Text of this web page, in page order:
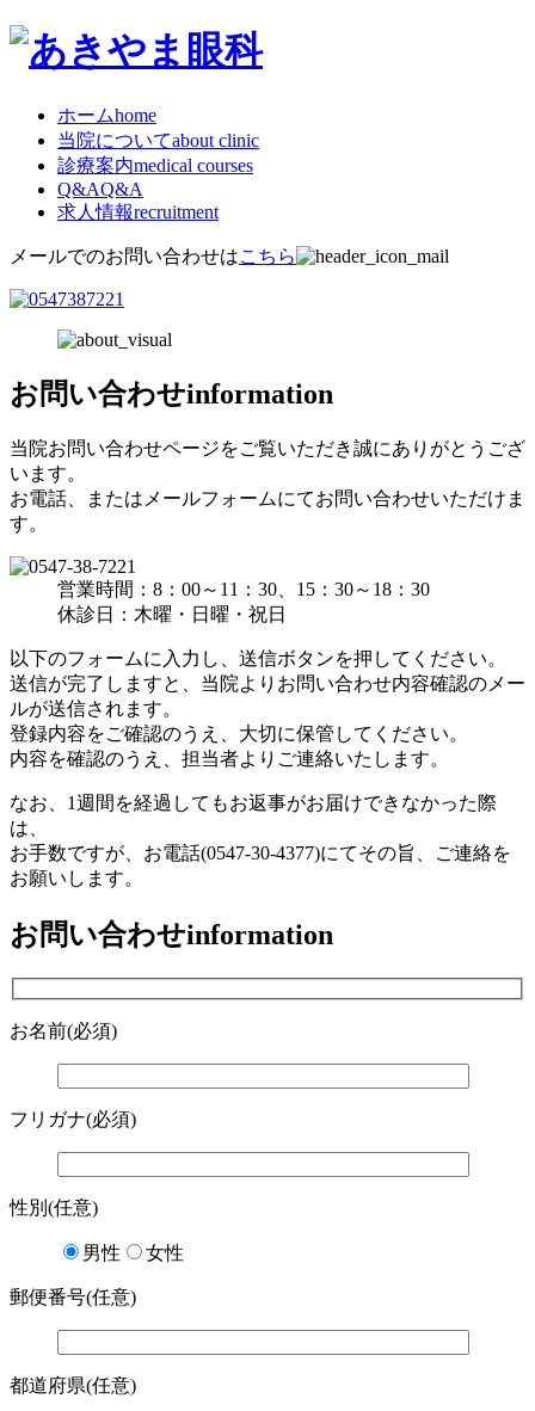
ホームhome
当院についてabout clinic
診療案内medical courses
Q&AQ&A
求人情報recruitment
メールでのお問い合わせはこちら
お問い合わせinformation
当院お問い合わせページをご覧いただき誠にありがとうござ
います。
お電話、またはメールフォームにてお問い合わせいただけま
す。
営業時間：8：00～11：30、15：30～18：30
休診日：木曜・日曜・祝日
以下のフォームに入力し、送信ボタンを押してください。
送信が完了しますと、当院よりお問い合わせ内容確認のメー
ルが送信されます。
登録内容をご確認のうえ、大切に保管してください。
内容を確認のうえ、担当者よりご連絡いたします。
なお、1週間を経過してもお返事がお届けできなかった際
は、
お手数ですが、お電話(0547-30-4377)にてその旨、ご連絡を
お願いします。
お問い合わせinformation
お名前(必須)
フリガナ(必須)
性別(任意)
男性 女性
郵便番号(任意)
都道府県(任意)